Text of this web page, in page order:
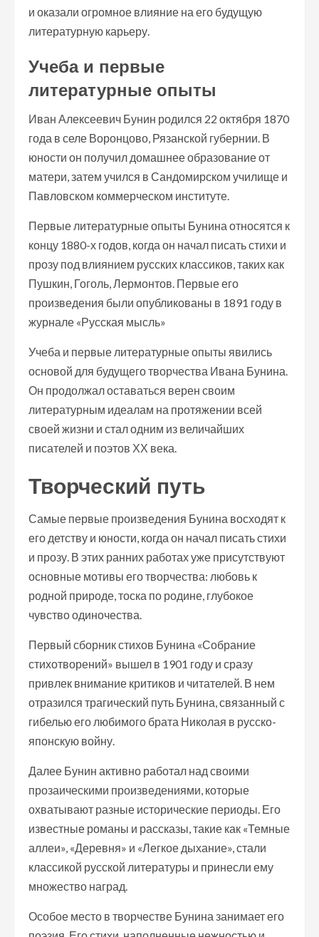
и оказали огромное влияние на его будущую
литературную карьеру.
Учеба и первые
литературные опыты
Иван Алексеевич Бунин родился 22 октября 1870
года в селе Воронцово, Рязанской губернии. В
юности он получил домашнее образование от
матери, затем учился в Сандомирском училище и
Павловском коммерческом институте.
Первые литературные опыты Бунина относятся к
концу 1880-х годов, когда он начал писать стихи и
прозу под влиянием русских классиков, таких как
Пушкин, Гоголь, Лермонтов. Первые его
произведения были опубликованы в 1891 году в
журнале «Русская мысль»
Учеба и первые литературные опыты явились
основой для будущего творчества Ивана Бунина.
Он продолжал оставаться верен своим
литературным идеалам на протяжении всей
своей жизни и стал одним из величайших
писателей и поэтов ХХ века.
Творческий путь
Самые первые произведения Бунина восходят к
его детству и юности, когда он начал писать стихи
и прозу. В этих ранних работах уже присутствуют
основные мотивы его творчества: любовь к
родной природе, тоска по родине, глубокое
чувство одиночества.
Первый сборник стихов Бунина «Собрание
стихотворений» вышел в 1901 году и сразу
привлек внимание критиков и читателей. В нем
отразился трагический путь Бунина, связанный с
гибелью его любимого брата Николая в русско-
японскую войну.
Далее Бунин активно работал над своими
прозаическими произведениями, которые
охватывают разные исторические периоды. Его
известные романы и рассказы, такие как «Темные
аллеи», «Деревня» и «Легкое дыхание», стали
классикой русской литературы и принесли ему
множество наград.
Особое место в творчестве Бунина занимает его